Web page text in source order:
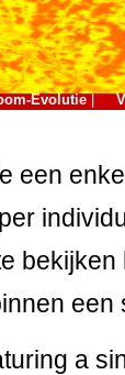
Evolutie
een
een
a